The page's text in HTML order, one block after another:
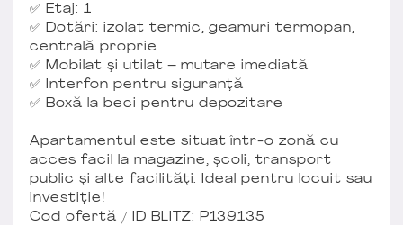
✅ Etaj: 1
✅ Dotări: izolat termic, geamuri termopan,
centrală proprie
✅ Mobilat și utilat – mutare imediată
✅ Interfon pentru siguranță
✅ Boxă la beci pentru depozitare
Apartamentul este situat într-o zonă cu
acces facil la magazine, școli, transport
public și alte facilități. Ideal pentru locuit sau
investiție!
Cod ofertă / ID BLITZ: P139135